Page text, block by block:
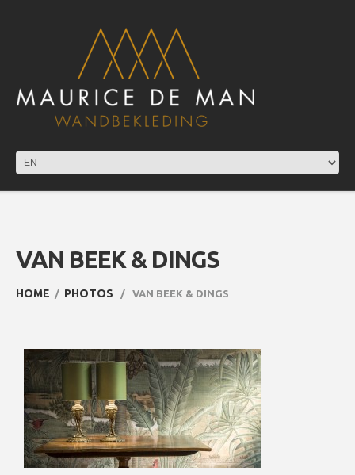
VAN BEEK & DINGS
HOME PHOTOS VAN BEEK & DINGS